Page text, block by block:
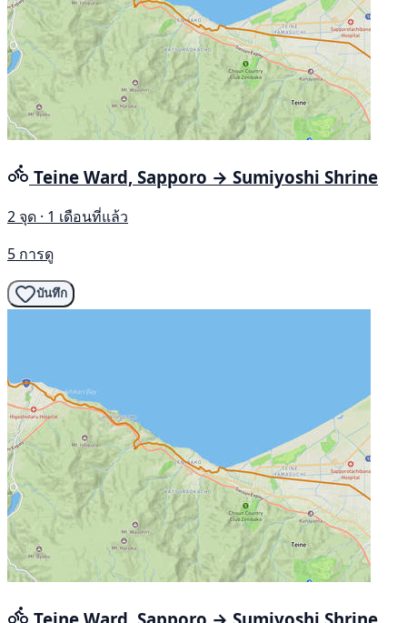
Teine Ward, Sapporo → Sumiyoshi Shrine
2 จุด · 1 เดือนที่แล้ว
5 การดู
บันทึก